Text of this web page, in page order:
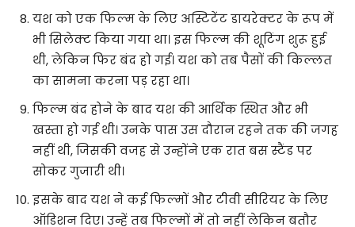
यश को एक फिल्म के लिए अस्टिटेंट डायरेक्टर के रूप में
भी सिलेक्ट किया गया था। इस फिल्म की शूटिंग शुरू हुई
थी, लेकिन फिर बंद हो गई। यश को तब पैसों की किल्लत
का सामना करना पड़ रहा था।
फिल्म बंद होने के बाद यश की आर्थिक स्थित और भी
खस्ता हो गई थी। उनके पास उस दौरान रहने तक की जगह
नहीं थी, जिसकी वजह से उन्होंने एक रात बस स्टैंड पर
सोकर गुजारी थी।
इसके बाद यश ने कई फिल्मों और टीवी सीरियर के लिए
ऑडिशन दिए। उन्हें तब फिल्मों में तो नहीं लेकिन बतौर